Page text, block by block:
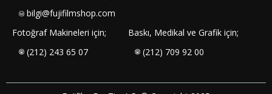
bilgi@fujifilmshop.com
Fotoğraf Makineleri için;
(212) 243 65 07
Baskı, Medikal ve Grafik için;
(212) 709 92 00